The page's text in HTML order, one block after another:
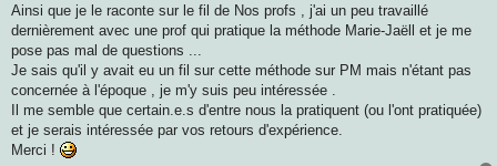
s
a
g
Ainsi que je le raconte sur le fil de Nos profs , j'ai un peu travaillé
dernièrement avec une prof qui pratique la méthode Marie-Jaëll et je me
pose pas mal de questions ...
Je sais qu'il y avait eu un fil sur cette méthode sur PM mais n'étant pas
concernée à l'époque , je m'y suis peu intéressée .
Il me semble que certain.e.s d'entre nous la pratiquent (ou l'ont pratiquée)
et je serais intéressée par vos retours d'expérience.
Merci !